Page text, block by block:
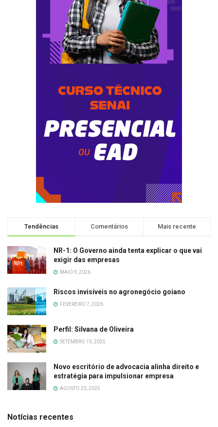
Tendências Comentários Mais recente
NR-1: O Governo ainda tenta explicar o que vai
exigir das empresas
MAIO 9, 2026
Riscos invisíveis no agronegócio goiano
FEVEREIRO 7, 2026
Perfil: Silvana de Oliveira
SETEMBRO 13, 2025
Novo escritório de advocacia alinha direito e
estratégia para impulsionar empresa
AGOSTO 23, 2025
Notícias recentes